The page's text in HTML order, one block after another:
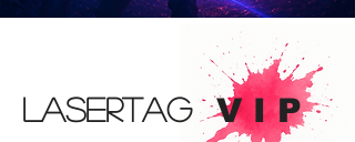
LASERTAGV I P